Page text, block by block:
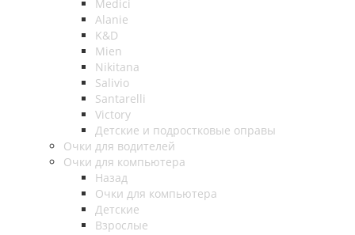
Medici
Alanie
K&D
Mien
Nikitana
Salivio
Santarelli
Victory
Детские и подростковые оправы
Очки для водителей
Очки для компьютера
Назад
Очки для компьютера
Детские
Взрослые